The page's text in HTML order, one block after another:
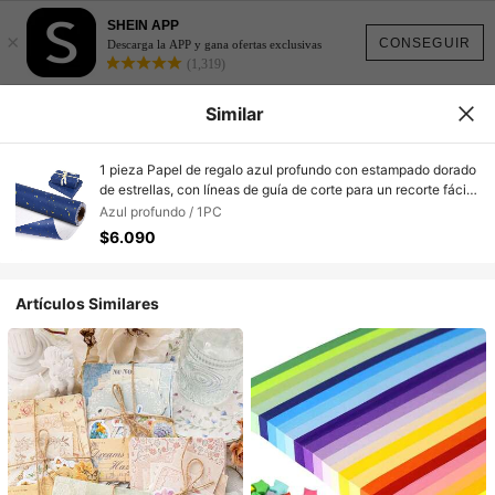
CONSEGUIR
×
SHEIN APP
Descarga la APP y gana ofertas exclusivas
(1,319)
Similar
1 pieza Papel de regalo azul profundo con estampado dorado
de estrellas, con líneas de guía de corte para un recorte fácil,
material grueso. Hecho a mano para manualidades DIY,
diarios de balas, arreglos florales, cajas de regalo y
decoración de obsequios para fiestas. Para empaquetar
Azul profundo / 1PC
$6.090
Artículos Similares